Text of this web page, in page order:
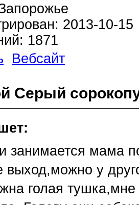
2013-10-15
1871
Вебсайт
Серый
занимается мама
выход,можно у
голая